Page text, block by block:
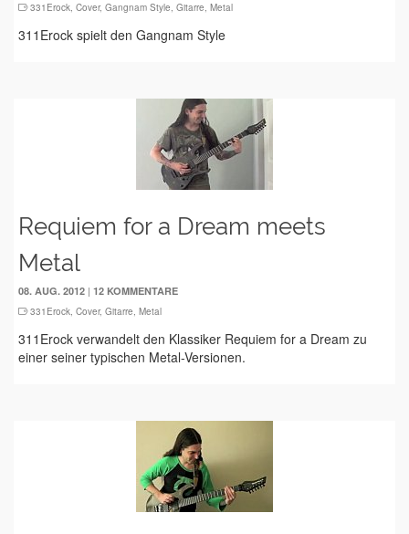
331Erock, Cover, Gangnam Style, Gitarre, Metal
311Erock spielt den Gangnam Style
Requiem for a Dream meets
Metal
08. AUG. 2012 | 12 KOMMENTARE
331Erock, Cover, Gitarre, Metal
311Erock verwandelt den Klassiker Requiem for a Dream zu
einer seiner typischen Metal-Versionen.